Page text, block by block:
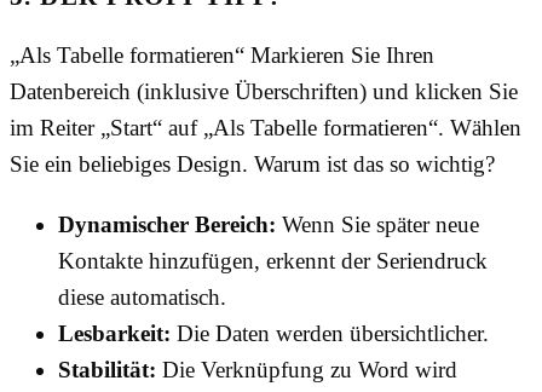
„Als Tabelle formatieren“ Markieren Sie Ihren
Datenbereich (inklusive Überschriften) und klicken Sie
im Reiter „Start“ auf „Als Tabelle formatieren“. Wählen
Sie ein beliebiges Design. Warum ist das so wichtig?
Dynamischer Bereich: Wenn Sie später neue
Kontakte hinzufügen, erkennt der Seriendruck
diese automatisch.
Lesbarkeit: Die Daten werden übersichtlicher.
Stabilität: Die Verknüpfung zu Word wird